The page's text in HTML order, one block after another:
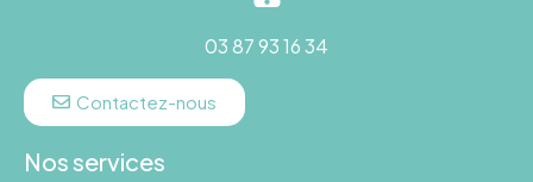
03 87 93 16 34
Contactez-nous
Nos services